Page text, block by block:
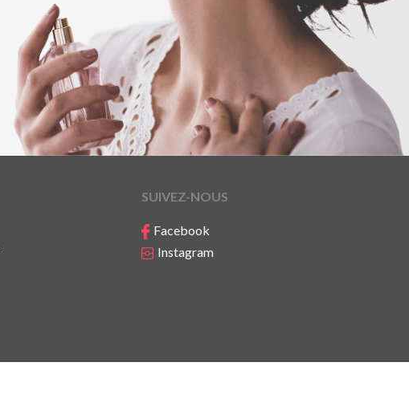
SUIVEZ-NOUS
Facebook
Instagram